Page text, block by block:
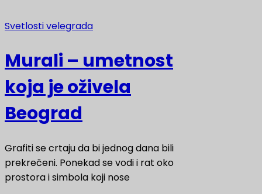
Svetlosti velegrada
Murali – umetnost
koja je oživela
Beograd
Grafiti se crtaju da bi jednog dana bili
prekrečeni. Ponekad se vodi i rat oko
prostora i simbola koji nose